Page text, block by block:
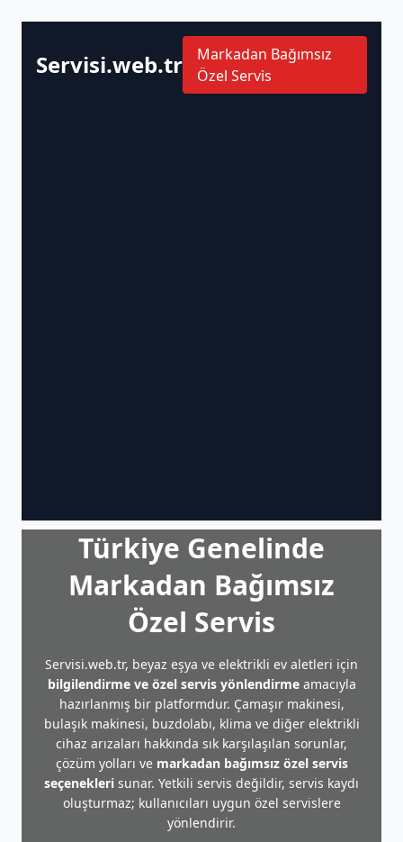
Servisi.web.tr
Markadan Bağımsız
Özel Servis
Türkiye Genelinde
Markadan Bağımsız
Özel Servis
Servisi.web.tr, beyaz eşya ve elektrikli ev aletleri için
bilgilendirme ve özel servis yönlendirmeamacıyla
hazırlanmış bir platformdur. Çamaşır makinesi,
bulaşık makinesi, buzdolabı, klima ve diğer elektrikli
cihaz arızaları hakkında sık karşılaşılan sorunlar,
çözüm yolları ve markadan bağımsız özel servis
seçenekleri sunar. Yetkili servis değildir, servis kaydı
oluşturmaz; kullanıcıları uygun özel servislere
yönlendirir.